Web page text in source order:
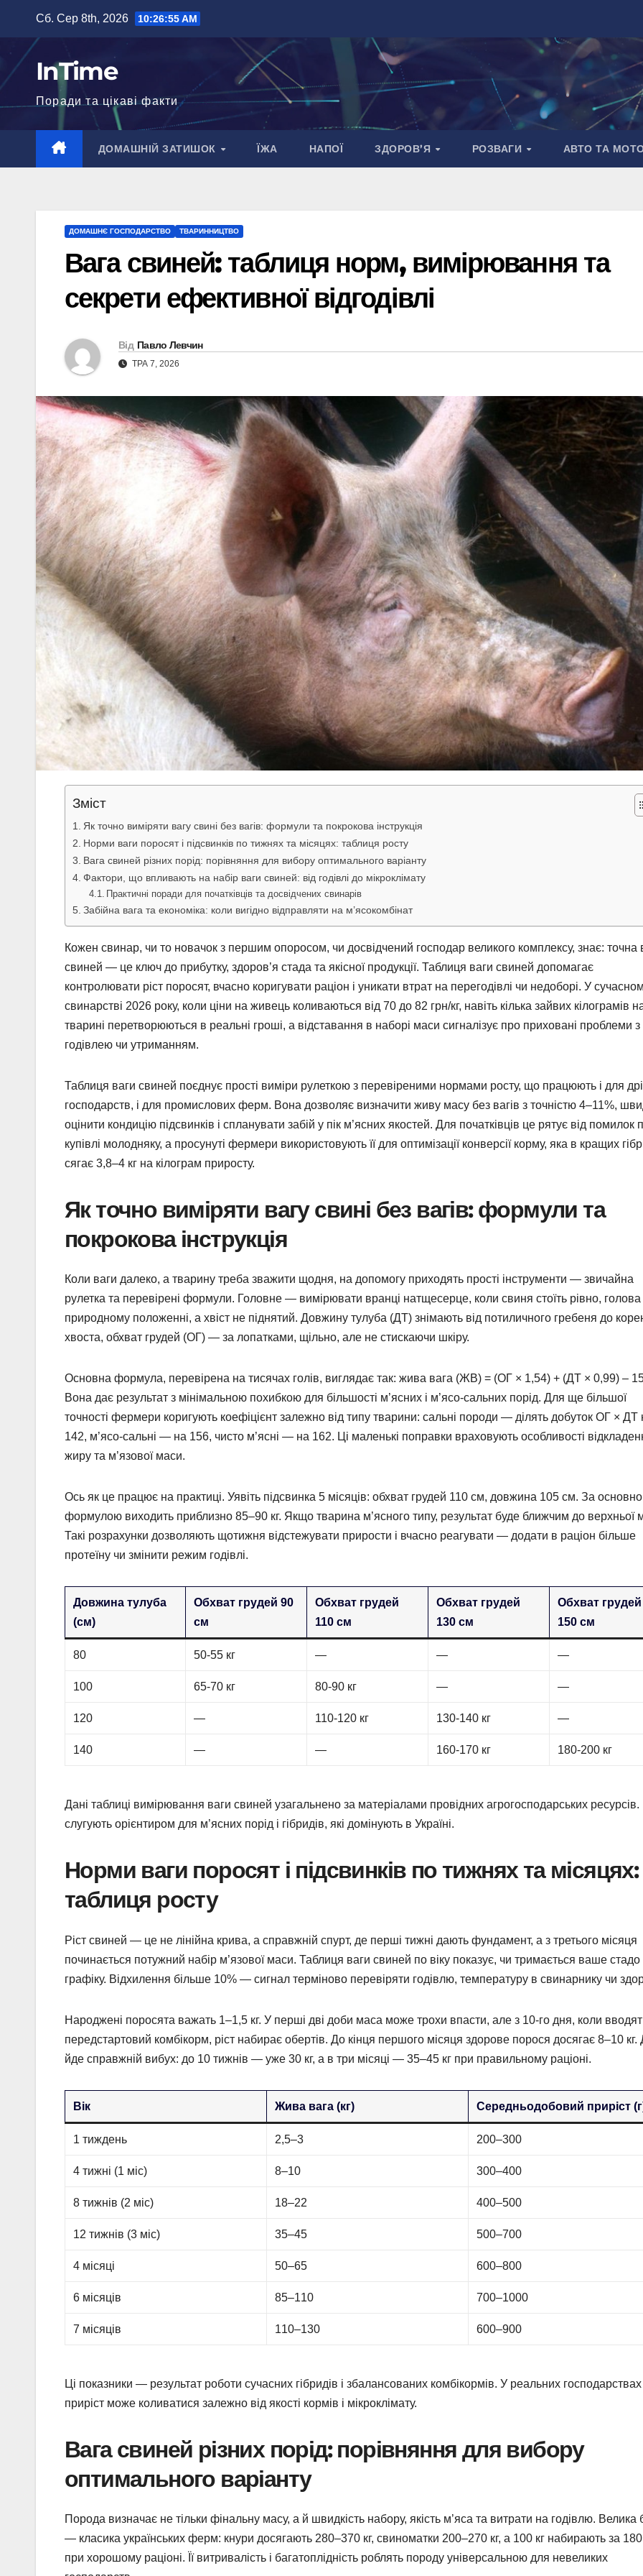
вмісту
Сб. Сер 8th, 2026 10:26:56 AM
InTime
Поради та цікаві факти
ДОМАШНІЙ ЗАТИШОК ЇЖА НАПОЇ ЗДОРОВ’Я РОЗВАГИ АВТО ТА
ДОМАШНЄ ГОСПОДАРСТВО ТВАРИННИЦТВО
Вага свиней: таблиця норм, вимірювання та
секрети ефективної відгодівлі
Від Павло Левчин
ТРА 7, 2026
Зміст
Як точно виміряти вагу свині без вагів: формули та покрокова інструкція
Норми ваги поросят і підсвинків по тижнях та місяцях: таблиця росту
Вага свиней різних порід: порівняння для вибору оптимального варіанту
Фактори, що впливають на набір ваги свиней: від годівлі до мікроклімату
Практичні поради для початківців та досвідчених свинарів
Забійна вага та економіка: коли вигідно відправляти на м’ясокомбінат
Кожен свинар, чи то новачок з першим опоросом, чи досвідчений господар великого комплексу, знає: точна
свиней — це ключ до прибутку, здоров’я стада та якісної продукції. Таблиця ваги свиней допомагає
контролювати ріст поросят, вчасно коригувати раціон і уникати втрат на перегодівлі чи недоборі. У
свинарстві 2026 року, коли ціни на живець коливаються від 70 до 82 грн/кг, навіть кілька зайвих кілограмів
тварині перетворюються в реальні гроші, а відставання в наборі маси сигналізує про приховані проблеми з
годівлею чи утриманням.
Таблиця ваги свиней поєднує прості виміри рулеткою з перевіреними нормами росту, що працюють і для
господарств, і для промислових ферм. Вона дозволяє визначити живу масу без вагів з точністю 4–11%,
оцінити кондицію підсвинків і спланувати забій у пік м’ясних якостей. Для початківців це рятує від помилок
купівлі молодняку, а просунуті фермери використовують її для оптимізації конверсії корму, яка в кращих
сягає 3,8–4 кг на кілограм приросту.
Як точно виміряти вагу свині без вагів: формули та
покрокова інструкція
Коли ваги далеко, а тварину треба зважити щодня, на допомогу приходять прості інструменти — звичайна
рулетка та перевірені формули. Головне — вимірювати вранці натщесерце, коли свиня стоїть рівно, голова
природному положенні, а хвіст не піднятий. Довжину тулуба (ДТ) знімають від потиличного гребеня до
хвоста, обхват грудей (ОГ) — за лопатками, щільно, але не стискаючи шкіру.
Основна формула, перевірена на тисячах голів, виглядає так: жива вага (ЖВ) = (ОГ × 1,54) + (ДТ × 0,99) –
Вона дає результат з мінімальною похибкою для більшості м’ясних і м’ясо-сальних порід. Для ще більшої
точності фермери коригують коефіцієнт залежно від типу тварини: сальні породи — ділять добуток ОГ × ДТ
142, м’ясо-сальні — на 156, чисто м’ясні — на 162. Ці маленькі поправки враховують особливості
жиру та м’язової маси.
Ось як це працює на практиці. Уявіть підсвинка 5 місяців: обхват грудей 110 см, довжина 105 см. За
формулою виходить приблизно 85–90 кг. Якщо тварина м’ясного типу, результат буде ближчим до верхньої
Такі розрахунки дозволяють щотижня відстежувати прирости і вчасно реагувати — додати в раціон більше
протеїну чи змінити режим годівлі.
Довжина тулуба
(см)
Обхват грудей 90
см
Обхват грудей
110 см
Обхват грудей
130 см
Обхват грудей
150 см
80 50-55 кг — — —
100 65-70 кг 80-90 кг — —
120 — 110-120 кг 130-140 кг —
140 — — 160-170 кг 180-200 кг
Дані таблиці вимірювання ваги свиней узагальнено за матеріалами провідних агрогосподарських
слугують орієнтиром для м’ясних порід і гібридів, які домінують в Україні.
Норми ваги поросят і підсвинків по тижнях та місяцях:
таблиця росту
Ріст свиней — це не лінійна крива, а справжній спурт, де перші тижні дають фундамент, а з третього місяця
починається потужний набір м’язової маси. Таблиця ваги свиней по віку показує, чи тримається ваше стадо
графіку. Відхилення більше 10% — сигнал терміново перевіряти годівлю, температуру в свинарнику чи
Народжені поросята важать 1–1,5 кг. У перші дві доби маса може трохи впасти, але з 10-го дня, коли
передстартовий комбікорм, ріст набирає обертів. До кінця першого місяця здорове порося досягає 8–10 кг.
йде справжній вибух: до 10 тижнів — уже 30 кг, а в три місяці — 35–45 кг при правильному раціоні.
Вік Жива вага (кг) Середньодобовий приріст
1 тиждень 2,5–3 200–300
4 тижні (1 міс) 8–10 300–400
8 тижнів (2 міс) 18–22 400–500
12 тижнів (3 міс) 35–45 500–700
4 місяці 50–65 600–800
6 місяців 85–110 700–1000
7 місяців 110–130 600–900
Ці показники — результат роботи сучасних гібридів і збалансованих комбікормів. У реальних господарствах
приріст може коливатися залежно від якості кормів і мікроклімату.
Вага свиней різних порід: порівняння для вибору
оптимального варіанту
Порода визначає не тільки фінальну масу, а й швидкість набору, якість м’яса та витрати на годівлю. Велика
— класика українських ферм: кнури досягають 280–370 кг, свиноматки 200–270 кг, а 100 кг набирають за 180
при хорошому раціоні. Її витривалість і багатоплідність роблять породу універсальною для невеликих